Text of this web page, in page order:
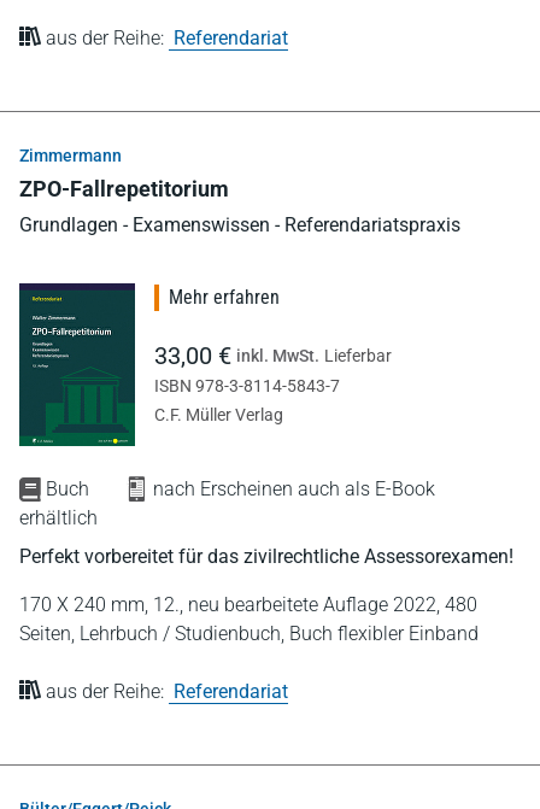
aus der Reihe: Referendariat
Zimmermann
ZPO-Fallrepetitorium
Grundlagen - Examenswissen - Referendariatspraxis
Buch
nach Erscheinen auch als E-Book
erhältlich
Perfekt vorbereitet für das zivilrechtliche Assessorexamen!
170 X 240 mm, 12., neu bearbeitete Auflage 2022, 480
Seiten, Lehrbuch / Studienbuch, Buch flexibler Einband
aus der Reihe: Referendariat
Mehr erfahren
33,00 € inkl. MwSt. Lieferbar
ISBN 978-3-8114-5843-7
C.F. Müller Verlag